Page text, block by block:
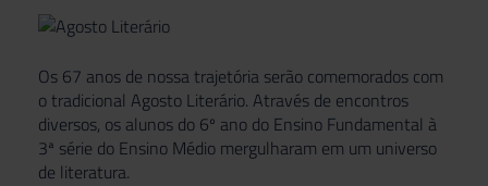
Os 67 anos de nossa trajetória serão comemorados com
o tradicional Agosto Literário. Através de encontros
diversos, os alunos do 6º ano do Ensino Fundamental à
3ª série do Ensino Médio mergulharam em um universo
de literatura.